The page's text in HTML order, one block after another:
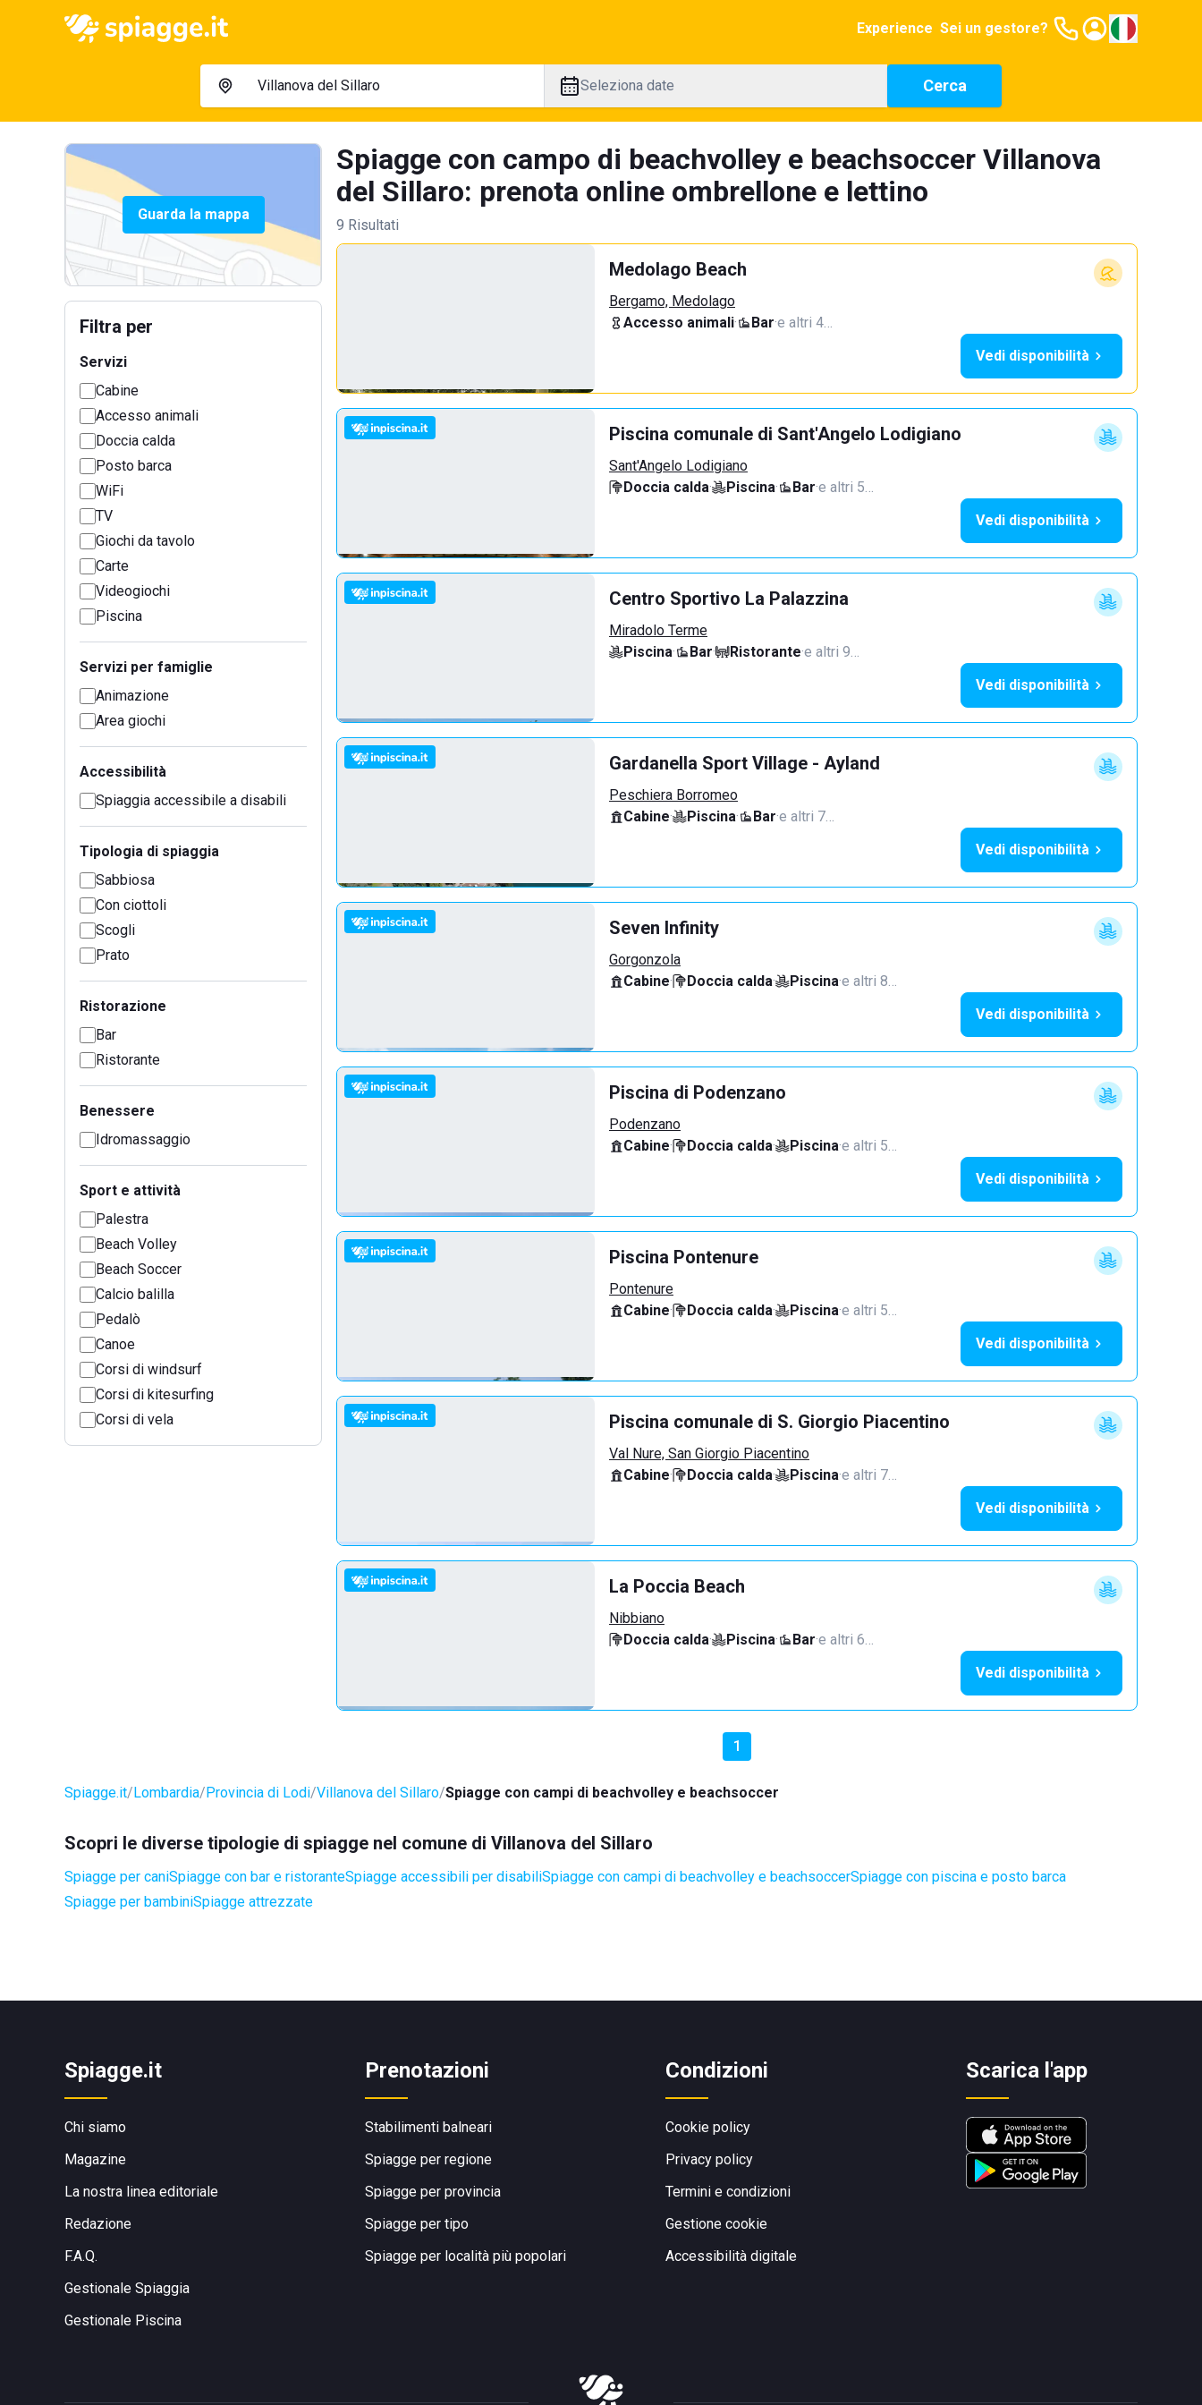
Experience Sei un gestore?
Seleziona date Cerca
Guarda la mappa
Filtra per
Servizi
Cabine
Accesso animali
Doccia calda
Posto barca
WiFi
TV
Giochi da tavolo
Carte
Videogiochi
Piscina
Servizi per famiglie
Animazione
Area giochi
Accessibilità
Spiaggia accessibile a disabili
Tipologia di spiaggia
Sabbiosa
Con ciottoli
Scogli
Prato
Ristorazione
Bar
Ristorante
Benessere
Idromassaggio
Sport e attività
Palestra
Beach Volley
Beach Soccer
Calcio balilla
Pedalò
Canoe
Corsi di windsurf
Corsi di kitesurfing
Corsi di vela
Spiagge con campo di beachvolley e beachsoccer Villanova
del Sillaro: prenota online ombrellone e lettino
9 Risultati
Medolago Beach
Bergamo, Medolago
Accesso animali· Bar·e altri 4…
Vedi disponibilità
Piscina comunale di Sant'Angelo Lodigiano
Sant'Angelo Lodigiano
Doccia calda· Piscina· Bar·e altri 5…
Vedi disponibilità
Centro Sportivo La Palazzina
Miradolo Terme
Piscina· Bar· Ristorante·e altri 9…
Vedi disponibilità
Gardanella Sport Village - Ayland
Peschiera Borromeo
Cabine· Piscina· Bar·e altri 7…
Vedi disponibilità
Seven Infinity
Gorgonzola
Cabine· Doccia calda· Piscina·e altri 8…
Vedi disponibilità
Piscina di Podenzano
Podenzano
Cabine· Doccia calda· Piscina·e altri 5…
Vedi disponibilità
Piscina Pontenure
Pontenure
Cabine· Doccia calda· Piscina·e altri 5…
Vedi disponibilità
Piscina comunale di S. Giorgio Piacentino
Val Nure, San Giorgio Piacentino
Cabine· Doccia calda· Piscina·e altri 7…
Vedi disponibilità
La Poccia Beach
Nibbiano
Doccia calda· Piscina· Bar·e altri 6…
Vedi disponibilità
1
Spiagge.it Lombardia Provincia di Lodi Villanova del Sillaro Spiagge con campi di beachvolley e beachsoccer
Scopri le diverse tipologie di spiagge nel comune di Villanova del Sillaro
Spiagge per caniSpiagge con bar e ristoranteSpiagge accessibili per disabiliSpiagge con campi di beachvolley e beachsoccerSpiagge con piscina e posto barca
Spiagge per bambiniSpiagge attrezzate
Spiagge.it
Chi siamo
Magazine
La nostra linea editoriale
Redazione
F.A.Q.
Gestionale Spiaggia
Gestionale Piscina
Prenotazioni
Stabilimenti balneari
Spiagge per regione
Spiagge per provincia
Spiagge per tipo
Spiagge per località più popolari
Condizioni
Cookie policy
Privacy policy
Termini e condizioni
Gestione cookie
Accessibilità digitale
Scarica l'app